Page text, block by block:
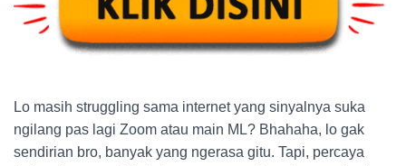
Lo masih struggling sama internet yang sinyalnya suka
ngilang pas lagi Zoom atau main ML? Bhahaha, lo gak
sendirian bro, banyak yang ngerasa gitu. Tapi, percaya